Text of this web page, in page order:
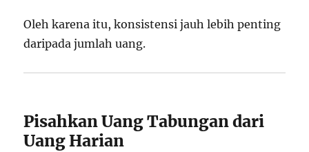
Oleh karena itu, konsistensi jauh lebih penting
daripada jumlah uang.
Pisahkan Uang Tabungan dari
Uang Harian